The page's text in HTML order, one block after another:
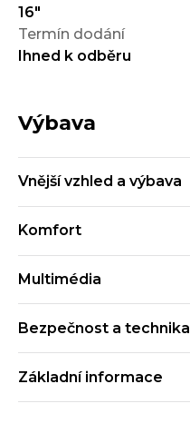
16"
Termín dodání
Ihned k odběru
Výbava
Vnější vzhled a výbava
Komfort
Multimédia
Bezpečnost a technika
Základní informace